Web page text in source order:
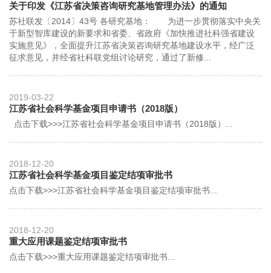
关于印发《江苏省决策咨询研究基地管理办法》的通知
苏社联发〔2014〕43号 各研究基地： 为进一步贯彻落实中央关
于新型智库建设的新要求和省委、省政府《加快推进社科强省建设
实施意见》，全面提升江苏省决策咨询研究基地建设水平，经广泛
征求意见，并经省社科联党组讨论研究，通过了新修...
2019-03-22
江苏省社会科学基金项目申请书（2018版）
点击下载>>>江苏省社会科学基金项目申请书（2018版）...
2018-12-20
江苏省社会科学基金项目鉴定结项审批书
点击下载>>>江苏省社会科学基金项目鉴定结项审批书...
2018-12-20
重大应用课题鉴定结项审批书
点击下载>>>重大应用课题鉴定结项审批书...